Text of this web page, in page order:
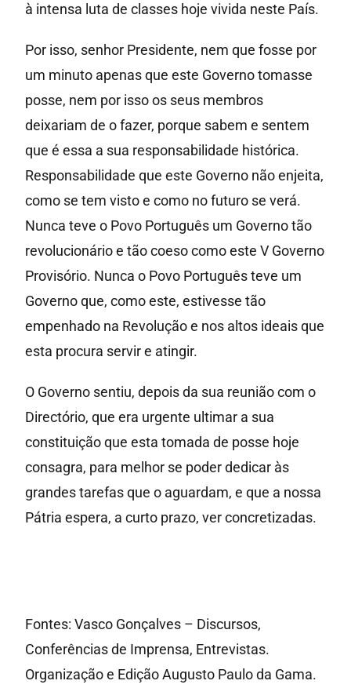
à intensa luta de classes hoje vivida neste País.
Por isso, senhor Presidente, nem que fosse por
um minuto apenas que este Governo tomasse
posse, nem por isso os seus membros
deixariam de o fazer, porque sabem e sentem
que é essa a sua responsabilidade histórica.
Responsabilidade que este Governo não enjeita,
como se tem visto e como no futuro se verá.
Nunca teve o Povo Português um Governo tão
revolucionário e tão coeso como este V Governo
Provisório. Nunca o Povo Português teve um
Governo que, como este, estivesse tão
empenhado na Revolução e nos altos ideais que
esta procura servir e atingir.
O Governo sentiu, depois da sua reunião com o
Directório, que era urgente ultimar a sua
constituição que esta tomada de posse hoje
consagra, para melhor se poder dedicar às
grandes tarefas que o aguardam, e que a nossa
Pátria espera, a curto prazo, ver concretizadas.
Fontes: Vasco Gonçalves – Discursos,
Conferências de Imprensa, Entrevistas.
Organização e Edição Augusto Paulo da Gama.